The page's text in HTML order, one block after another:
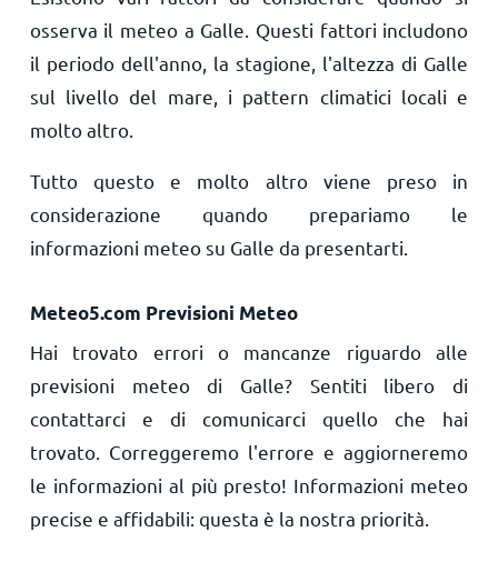
osserva il meteo a Galle. Questi fattori includono
il periodo dell'anno, la stagione, l'altezza di Galle
sul livello del mare, i pattern climatici locali e
molto altro.
Tutto questo e molto altro viene preso in
considerazione quando prepariamo le
informazioni meteo su Galle da presentarti.
Meteo5.com Previsioni Meteo
Hai trovato errori o mancanze riguardo alle
previsioni meteo di Galle? Sentiti libero di
contattarci e di comunicarci quello che hai
trovato. Correggeremo l'errore e aggiorneremo
le informazioni al più presto! Informazioni meteo
precise e affidabili: questa è la nostra priorità.